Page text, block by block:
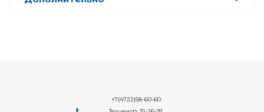
+7(4722)58-60-60